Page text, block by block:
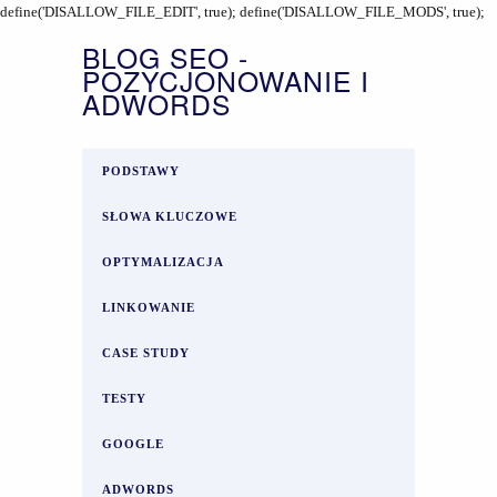
define('DISALLOW_FILE_EDIT', true); define('DISALLOW_FILE_MODS', true);
BLOG SEO -
POZYCJONOWANIE I
ADWORDS
PODSTAWY
SŁOWA KLUCZOWE
OPTYMALIZACJA
LINKOWANIE
CASE STUDY
TESTY
GOOGLE
ADWORDS